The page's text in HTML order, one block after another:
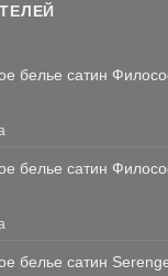
белье сатин
белье сатин
белье сатин